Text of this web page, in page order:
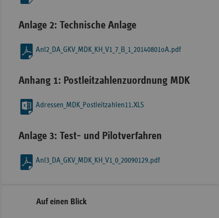
Anlage 2: Technische Anlage
Anl2_DA_GKV_MDK_KH_V1_7_B_1_20140801oA.pdf
Anhang 1: Postleitzahlenzuordnung MDK
Adressen_MDK_Postleitzahlen11.XLS
Anlage 3: Test- und Pilotverfahren
Anl3_DA_GKV_MDK_KH_V1_0_20090129.pdf
Seitennavigation
SeitenleisteAuf einen Blick